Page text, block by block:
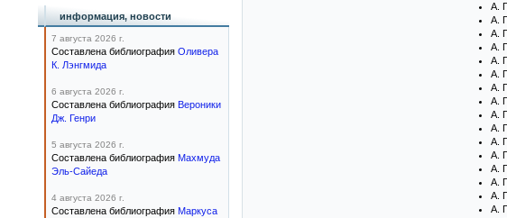
А.
А.
А.
А.
А.
А.
А.
А.
А.
А.
А.
А.
А.
А.
А.
А.
информация, новости
7 августа 2026 г.
Составлена библиография Оливера
К. Лэнгмида
6 августа 2026 г.
Составлена библиография Вероники
Дж. Генри
5 августа 2026 г.
Составлена библиография Махмуда
Эль-Сайеда
4 августа 2026 г.
Составлена библиография Маркуса